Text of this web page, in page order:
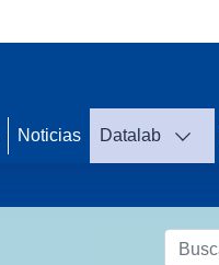
Noticias Datalab